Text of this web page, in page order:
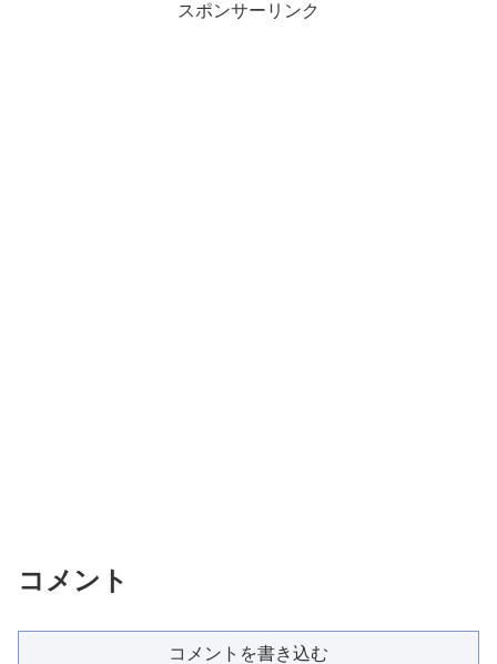
スポンサーリンク
コメント
コメントを書き込む